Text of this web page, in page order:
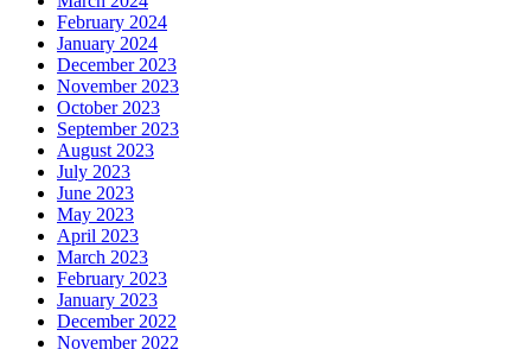
February 2024
January 2024
December 2023
November 2023
October 2023
September 2023
August 2023
July 2023
June 2023
May 2023
April 2023
March 2023
February 2023
January 2023
December 2022
November 2022